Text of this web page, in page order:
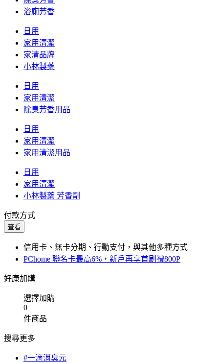
浴廁芳香
日用
家用清潔
家清品牌
小林製藥
日用
家用清潔
除臭芳香用品
日用
家用清潔
家用清潔用品
日用
家用清潔
小林製藥 芳香劑
付款方式
查看
信用卡、無卡分期、行動支付，與其他多種方式
PChome 聯名卡最高6%，新戶再享首刷禮800P
好康加購
選擇加購
0
件商品
搜尋更多
#一滴消臭元